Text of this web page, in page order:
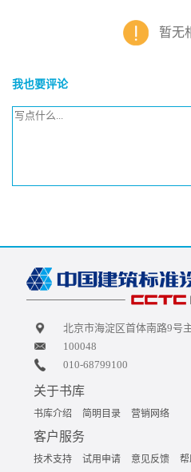
暂无
我也要评论
北京市海淀区首体南路9号
100048
010-68799100
关于书库
书库介绍 简明目录 营销网络
客户服务
技术支持 试用申请 意见反馈